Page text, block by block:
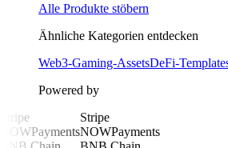
Alle Produkte stöbern
Ähnliche Kategorien entdecken
Web3-Gaming-AssetsDeFi-
Powered by
Stripe
NOWPayments
Stripe
NOWPayments